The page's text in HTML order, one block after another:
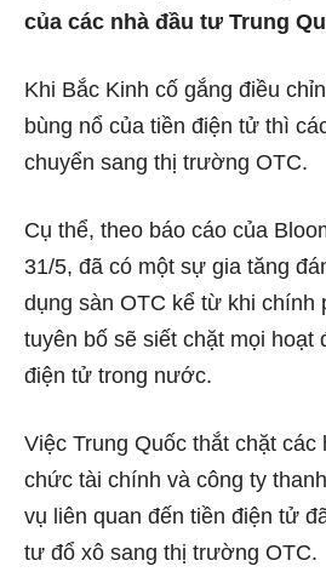
của các nhà đầu tư Trung
Khi Bắc Kinh cố gắng điều
bùng nổ của tiền điện tử thì
chuyển sang thị trường OTC.
Cụ thể, theo báo cáo của
31/5, đã có một sự gia tăng
dụng sàn OTC kể từ khi chính
tuyên bố sẽ siết chặt mọi hoạt
điện tử trong nước.
Việc Trung Quốc thắt chặt các
chức tài chính và công ty
vụ liên quan đến tiền điện tử
tư đổ xô sang thị trường OTC.